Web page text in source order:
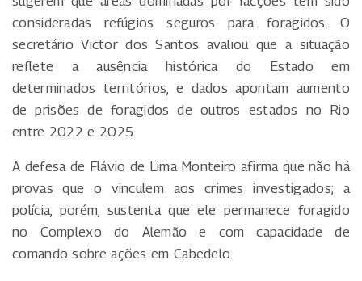
consideradas refúgios seguros para foragidos. O
secretário Victor dos Santos avaliou que a situação
reflete a ausência histórica do Estado em
determinados territórios, e dados apontam aumento
de prisões de foragidos de outros estados no Rio
entre 2022 e 2025.
A defesa de Flávio de Lima Monteiro afirma que não há
provas que o vinculem aos crimes investigados; a
polícia, porém, sustenta que ele permanece foragido
no Complexo do Alemão e com capacidade de
comando sobre ações em Cabedelo.